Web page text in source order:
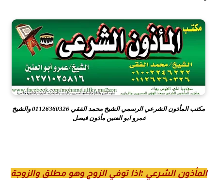
مكتب المأذون الشرعي الرسمي الشيخ محمد الفقي 01126360326 والشيخ
عمرو ابو العنين مأذون فيصل
المأذون الشرعي :اذا توفي الزوج وهو مطلق والزوجة